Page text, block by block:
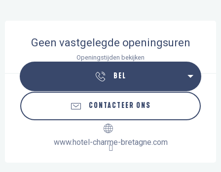
Geen vastgelegde openingsuren
Openingstijden bekijken
BEL
CONTACTEER ONS
www.hotel-charme-bretagne.com